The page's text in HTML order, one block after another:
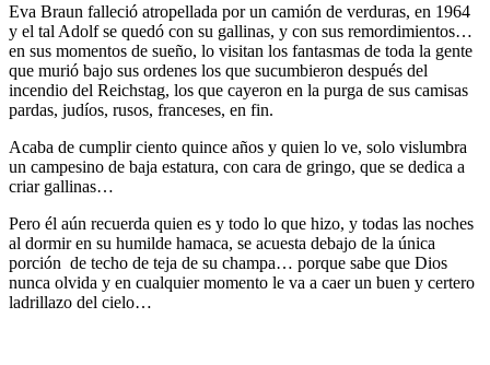
Eva Braun falleció atropellada por un camión de verduras, en 1964
y el tal Adolf se quedó con su gallinas, y con sus remordimientos…
en sus momentos de sueño, lo visitan los fantasmas de toda la gente
que murió bajo sus ordenes los que sucumbieron después del
incendio del Reichstag, los que cayeron en la purga de sus camisas
pardas, judíos, rusos, franceses, en fin.
Acaba de cumplir ciento quince años y quien lo ve, solo vislumbra
un campesino de baja estatura, con cara de gringo, que se dedica a
criar gallinas…
Pero él aún recuerda quien es y todo lo que hizo, y todas las noches
al dormir en su humilde hamaca, se acuesta debajo de la única
porción de techo de teja de su champa… porque sabe que Dios
nunca olvida y en cualquier momento le va a caer un buen y certero
ladrillazo del cielo…